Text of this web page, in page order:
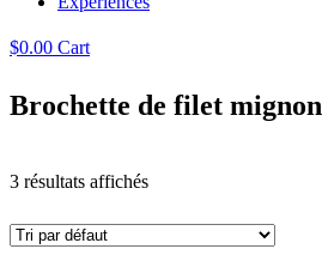
$0.00 Cart
Brochette de filet mignon
3 résultats affichés